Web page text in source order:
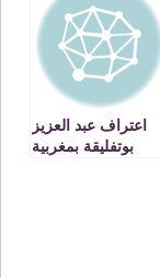
اعتراف عبد العزيز
بوتفليقة بمغربية